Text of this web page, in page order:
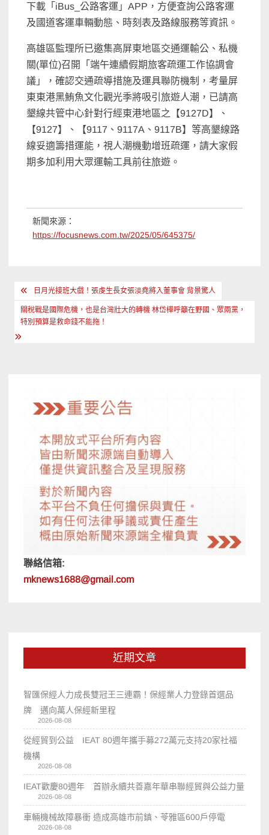
下載「iBus_公路客運」APP，方便查詢公路客運
及國道客運車輛動態、時刻表及路線服務等資訊。
高雄區監理所已邀集高屏東地區交通運輸公、私機
關(單位)召開「端午連續假期旅客疏運工作協調會
議」，確認交通疏導措施及運具聯防機制，考量屏
東東港黑鮪魚文化觀光季將吸引旅遊人潮，已請高
墾線共管中心針對行經東港地區之【9127D】、
【9127】、【9117、9117A、9117B】等高墾線路
線妥適籌措運能，視人潮機動增班疏運，請大家假
期多加利用大眾運輸工具前往旅遊。
新聞來源：
https://focusnews.com.tw/2025/05/645375/
文
章
導
日月光接班大戲！張虔生長女張淡堯將入董事會 背景驚人
關稅戰是國際危機，也是台灣壯大的轉機 林岱樺呼籲在野國、眾兩黨，
特別預算是救命錢不能拖！
聯絡信箱:
mknews1688@gmail.com
近期文章
智匯保經人力成長雙冠王三連霸！保經業人力登錄首選品
牌 邁向萬人保經新里程
2026-08-08
從經貿到公益 IEAT 80週年攜手募272萬元支持20家社福
機構
2026-08-08
IEAT歡慶80週年 首辦永續共善嘉年華串聯經貿與公益力量
2026-08-08
車輛機械故障暴衝 造成高雄市前鎮、苓雅區600戶停電
2026-08-08